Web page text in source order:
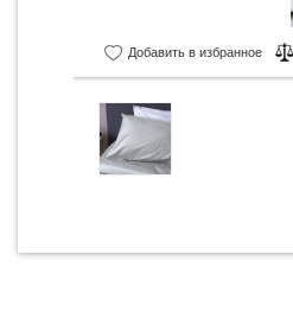
Добавить в избранное